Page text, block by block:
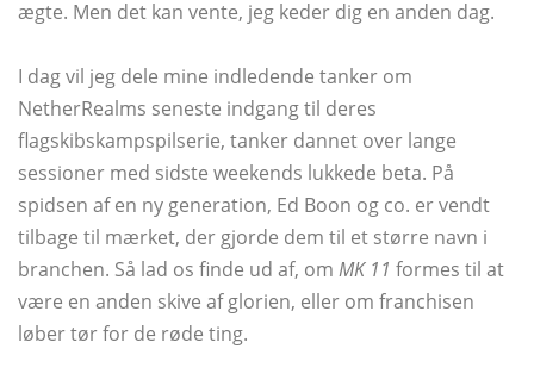
ægte. Men det kan vente, jeg keder dig en anden dag.
I dag vil jeg dele mine indledende tanker om
NetherRealms seneste indgang til deres
flagskibskampspilserie, tanker dannet over lange
sessioner med sidste weekends lukkede beta. På
spidsen af ​​en ny generation, Ed Boon og co. er vendt
tilbage til mærket, der gjorde dem til et større navn i
branchen. Så lad os finde ud af, om MK 11 formes til at
være en anden skive af glorien, eller om franchisen
løber tør for de røde ting.